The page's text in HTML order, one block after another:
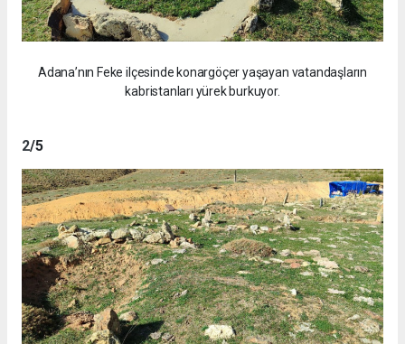
Adana’nın Feke ilçesinde konargöçer yaşayan vatandaşların
kabristanları yürek burkuyor.
2/5